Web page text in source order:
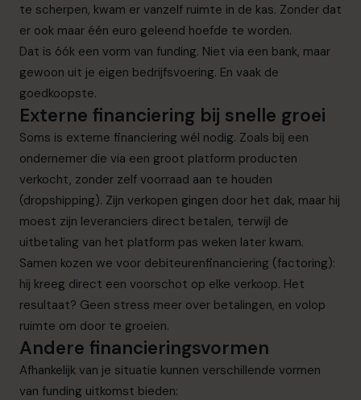
te scherpen, kwam er vanzelf ruimte in de kas. Zonder dat
er ook maar één euro geleend hoefde te worden.
Dat is óók een vorm van funding. Niet via een bank, maar
gewoon uit je eigen bedrijfsvoering. En vaak de
goedkoopste.
Externe financiering bij snelle groei
Soms is externe financiering wél nodig. Zoals bij een
ondernemer die via een groot platform producten
verkocht, zonder zelf voorraad aan te houden
(dropshipping). Zijn verkopen gingen door het dak, maar hij
moest zijn leveranciers direct betalen, terwijl de
uitbetaling van het platform pas weken later kwam.
Samen kozen we voor debiteurenfinanciering (factoring):
hij kreeg direct een voorschot op elke verkoop. Het
resultaat? Geen stress meer over betalingen, en volop
ruimte om door te groeien.
Andere financieringsvormen
Afhankelijk van je situatie kunnen verschillende vormen
van funding uitkomst bieden: